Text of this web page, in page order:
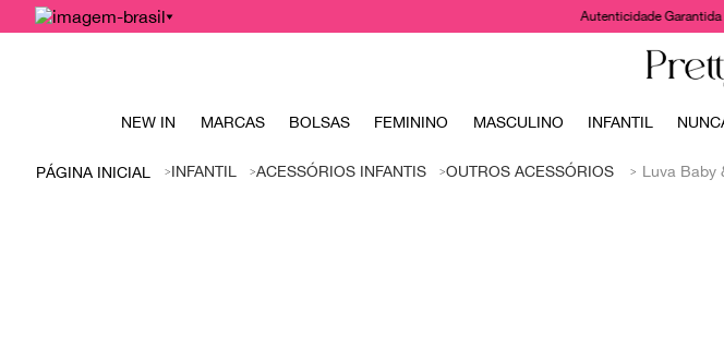
Autenticidade
TERMOS MAIS
NEW IN MARCAS BOLSAS FEMININO MASCULINO INFANTIL
INFANTIL ACESSÓRIOS INFANTIS OUTROS ACESSÓRIOS Luva Baby